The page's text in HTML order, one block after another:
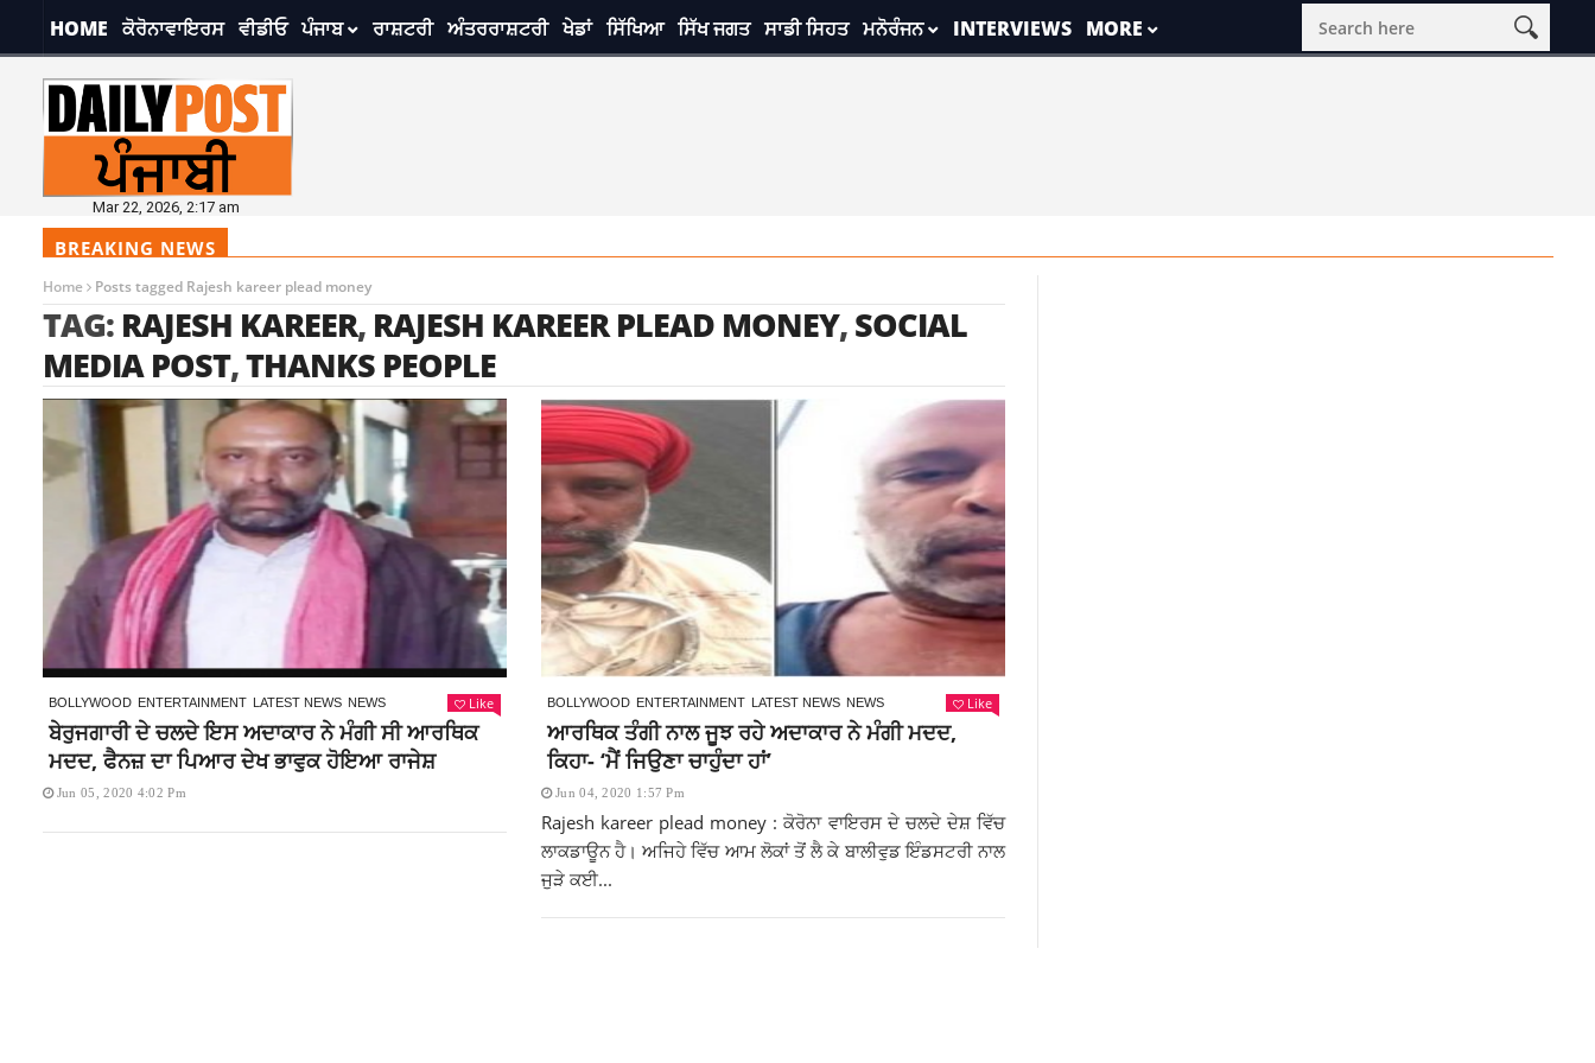
HOME ਕੋਰੋਨਾਵਾਇਰਸ ਵੀਡੀਓ ਪੰਜਾਬ ਰਾਸ਼ਟਰੀ ਅੰਤਰਰਾਸ਼ਟਰੀ ਖੇਡਾਂ ਸਿੱਖਿਆ ਸਿੱਖ ਜਗਤ ਸਾਡੀ ਸਿਹਤ ਮਨੋਰੰਜਨ INTERVIEWS MORE
Mar 22, 2026, 2:17 am
BREAKING NEWS
Home Posts tagged Rajesh kareer plead money
TAG: RAJESH KAREER, RAJESH KAREER PLEAD MONEY,SOCIAL
MEDIA POST,THANKS PEOPLE
BOLLYWOOD ENTERTAINMENT LATEST NEWS NEWS Like
ਬੇਰੁਜਗਾਰੀ ਦੇ ਚਲਦੇ ਇਸ ਅਦਾਕਾਰ ਨੇ ਮੰਗੀ ਸੀ ਆਰਥਿਕ
ਮਦਦ, ਫੈਨਜ਼ ਦਾ ਪਿਆਰ ਦੇਖ ਭਾਵੁਕ ਹੋਇਆ ਰਾਜੇਸ਼
Jun 05, 2020 4:02 Pm
BOLLYWOOD ENTERTAINMENT LATEST NEWS NEWS Like
ਆਰਥਿਕ ਤੰਗੀ ਨਾਲ ਜੂਝ ਰਹੇ ਅਦਾਕਾਰ ਨੇ ਮੰਗੀ ਮਦਦ,
ਕਿਹਾ- ‘ਮੈਂ ਜਿਉਣਾ ਚਾਹੁੰਦਾ ਹਾਂ’
Jun 04, 2020 1:57 Pm
Rajesh kareer plead money : ਕੋਰੋਨਾ ਵਾਇਰਸ ਦੇ ਚਲਦੇ ਦੇਸ਼ ਵਿੱਚ
ਲਾਕਡਾਊਨ ਹੈ। ਅਜਿਹੇ ਵਿੱਚ ਆਮ ਲੋਕਾਂ ਤੋਂ ਲੈ ਕੇ ਬਾਲੀਵੁਡ ਇੰਡਸਟਰੀ ਨਾਲ
ਜੁੜੇ ਕਈ...